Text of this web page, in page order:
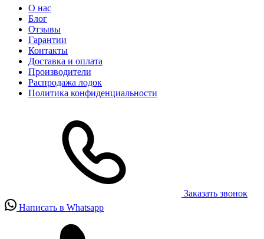
О нас
Блог
Отзывы
Гарантии
Контакты
Доставка и оплата
Производители
Распродажа лодок
Политика конфиденциальности
Заказать звонок
Написать в Whatsapp